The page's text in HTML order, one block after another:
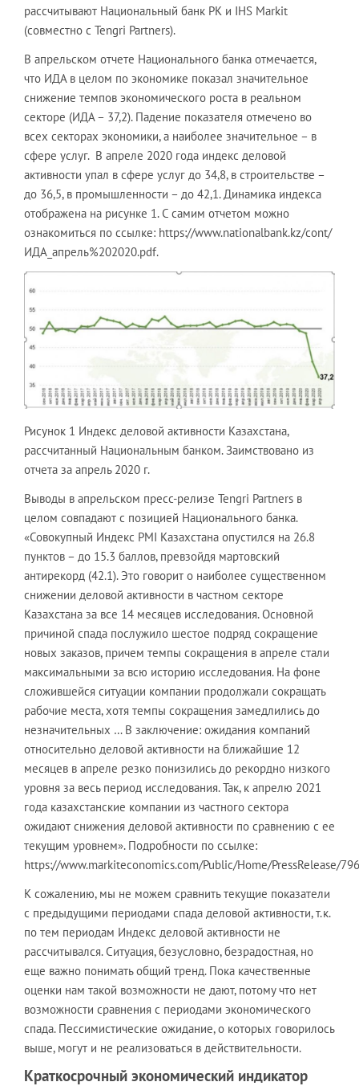
рассчитывают Национальный банк РК и IHS Markit
(совместно с Tengri Partners).
В апрельском отчете Национального банка отмечается,
что ИДА в целом по экономике показал значительное
снижение темпов экономического роста в реальном
секторе (ИДА – 37,2). Падение показателя отмечено во
всех секторах экономики, а наиболее значительное – в
сфере услуг. В апреле 2020 года индекс деловой
активности упал в сфере услуг до 34,8, в строительстве –
до 36,5, в промышленности – до 42,1. Динамика индекса
отображена на рисунке 1. С самим отчетом можно
ознакомиться по ссылке: https://www.nationalbank.kz/cont/
ИДА_апрель%202020.pdf.
Рисунок 1 Индекс деловой активности Казахстана,
рассчитанный Национальным банком. Заимствовано из
отчета за апрель 2020 г.
Выводы в апрельском пресс-релизе Tengri Partners в
целом совпадают с позицией Национального банка.
«Совокупный Индекс PMI Казахстана опустился на 26.8
пунктов – до 15.3 баллов, превзойдя мартовский
антирекорд (42.1). Это говорит о наиболее существенном
снижении деловой активности в частном секторе
Казахстана за все 14 месяцев исследования. Основной
причиной спада послужило шестое подряд сокращение
новых заказов, причем темпы сокращения в апреле стали
максимальными за всю историю исследования. На фоне
сложившейся ситуации компании продолжали сокращать
рабочие места, хотя темпы сокращения замедлились до
незначительных … В заключение: ожидания компаний
относительно деловой активности на ближайшие 12
месяцев в апреле резко понизились до рекордно низкого
уровня за весь период исследования. Так, к апрелю 2021
года казахстанские компании из частного сектора
ожидают снижения деловой активности по сравнению с ее
текущим уровнем». Подробности по ссылке:
https://www.markiteconomics.com/Public/Home/PressRelease/
К сожалению, мы не можем сравнить текущие показатели
с предыдущими периодами спада деловой активности, т.к.
по тем периодам Индекс деловой активности не
рассчитывался. Ситуация, безусловно, безрадостная, но
еще важно понимать общий тренд. Пока качественные
оценки нам такой возможности не дают, потому что нет
возможности сравнения с периодами экономического
спада. Пессимистические ожидание, о которых говорилось
выше, могут и не реализоваться в действительности.
Краткосрочный экономический индикатор